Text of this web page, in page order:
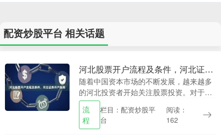
配资炒股平台 相关话题
河北股票开户流程及条件，河北证券开户指南
随着中国资本市场的不断发展，越来越多
的河北投资者开始关注股票投资。对于初
次接触股市的河北朋友来说，了解清楚股
票开户的流程和条件是迈出投资第一步的
关键。本文将为您....
流
程
栏目：配资炒股平
台
阅读：
162